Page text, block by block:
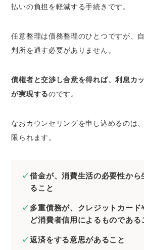
払いの負担を軽減する手続きです。
任意整理は債務整理のひとつですが、
判所を通す必要がありません。
債権者と交渉し合意を得れば、利息カ
が実現するのです。
なおカウンセリングを申し込めるのは
限られます。
借金が、消費生活の必要性から
ること
多重債務が、クレジットカード
ど消費者信用によるものである
返済をする意思があること